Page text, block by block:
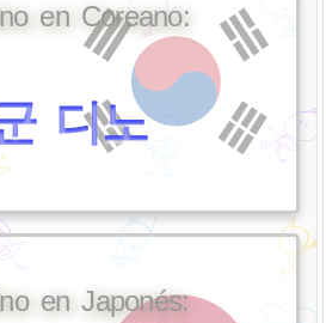
en Coreano:
디노
en Japonés: